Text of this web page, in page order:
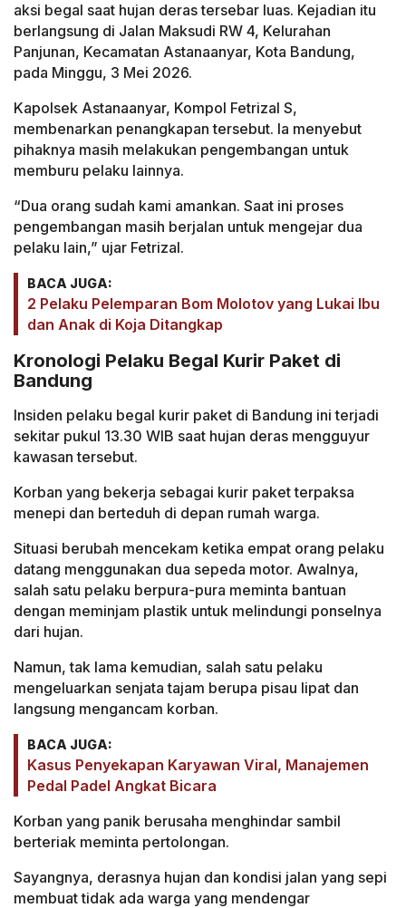
aksi begal saat hujan deras tersebar luas. Kejadian itu
berlangsung di Jalan Maksudi RW 4, Kelurahan
Panjunan, Kecamatan Astanaanyar, Kota Bandung,
pada Minggu, 3 Mei 2026.
Kapolsek Astanaanyar, Kompol Fetrizal S,
membenarkan penangkapan tersebut. Ia menyebut
pihaknya masih melakukan pengembangan untuk
memburu pelaku lainnya.
“Dua orang sudah kami amankan. Saat ini proses
pengembangan masih berjalan untuk mengejar dua
pelaku lain,” ujar Fetrizal.
BACA JUGA:
2 Pelaku Pelemparan Bom Molotov yang Lukai Ibu
dan Anak di Koja Ditangkap
Kronologi Pelaku Begal Kurir Paket di
Bandung
Insiden pelaku begal kurir paket di Bandung ini terjadi
sekitar pukul 13.30 WIB saat hujan deras mengguyur
kawasan tersebut.
Korban yang bekerja sebagai kurir paket terpaksa
menepi dan berteduh di depan rumah warga.
Situasi berubah mencekam ketika empat orang pelaku
datang menggunakan dua sepeda motor. Awalnya,
salah satu pelaku berpura-pura meminta bantuan
dengan meminjam plastik untuk melindungi ponselnya
dari hujan.
Namun, tak lama kemudian, salah satu pelaku
mengeluarkan senjata tajam berupa pisau lipat dan
langsung mengancam korban.
BACA JUGA:
Kasus Penyekapan Karyawan Viral, Manajemen
Pedal Padel Angkat Bicara
Korban yang panik berusaha menghindar sambil
berteriak meminta pertolongan.
Sayangnya, derasnya hujan dan kondisi jalan yang sepi
membuat tidak ada warga yang mendengar